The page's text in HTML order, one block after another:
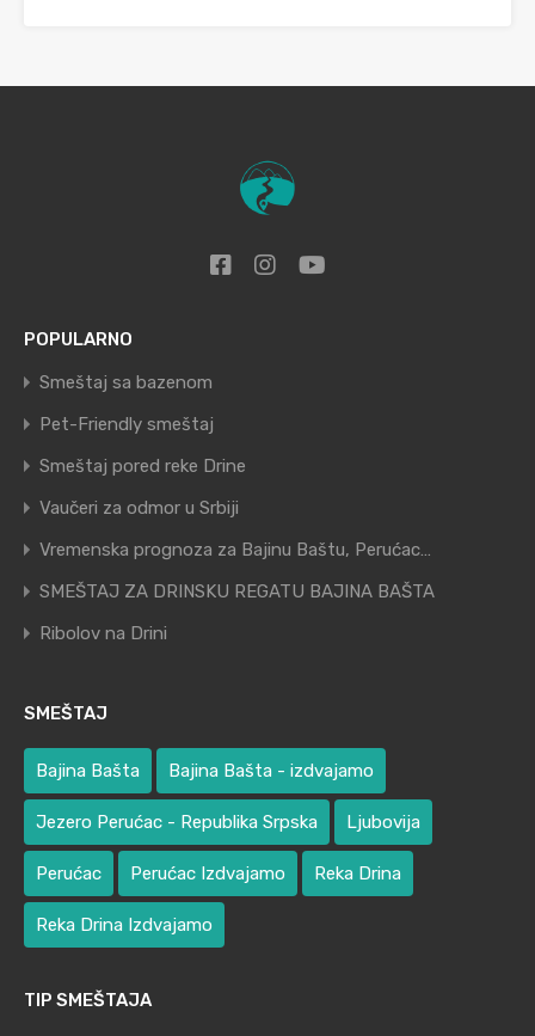
POPULARNO
Smeštaj sa bazenom
Pet-Friendly smeštaj
Smeštaj pored reke Drine
Vaučeri za odmor u Srbiji
Vremenska prognoza za Bajinu Baštu, Perućac…
SMEŠTAJ ZA DRINSKU REGATU BAJINA BAŠTA
Ribolov na Drini
SMEŠTAJ
Bajina Bašta Bajina Bašta - izdvajamo
Jezero Perućac - Republika Srpska Ljubovija
Perućac Perućac Izdvajamo Reka Drina
Reka Drina Izdvajamo
TIP SMEŠTAJA